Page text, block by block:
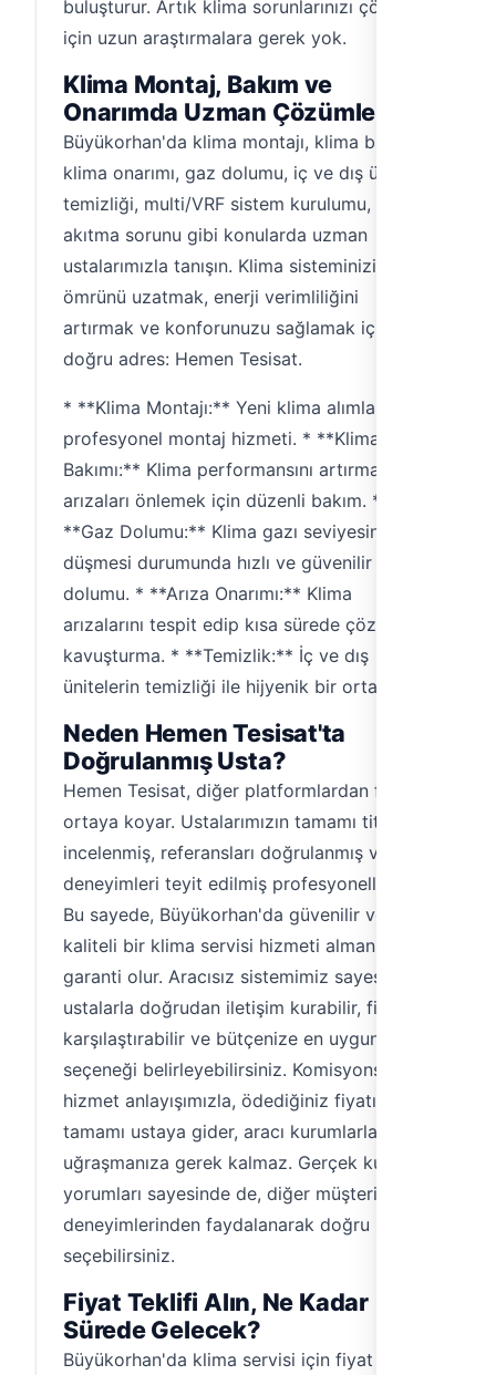
buluşturur. Artık klima sorunlarınızı çözmek
için uzun araştırmalara gerek yok.
Klima Montaj, Bakım ve
Onarımda Uzman Çözümler
Büyükorhan'da klima montajı, klima bakımı,
klima onarımı, gaz dolumu, iç ve dış ünite
temizliği, multi/VRF sistem kurulumu, su
akıtma sorunu gibi konularda uzman
ustalarımızla tanışın. Klima sisteminizin
ömrünü uzatmak, enerji verimliliğini
artırmak ve konforunuzu sağlamak için
doğru adres: Hemen Tesisat.
* **Klima Montajı:** Yeni klima alımlarınızda
profesyonel montaj hizmeti. * **Klima
Bakımı:** Klima performansını artırmak ve
arızaları önlemek için düzenli bakım. *
**Gaz Dolumu:** Klima gazı seviyesinin
düşmesi durumunda hızlı ve güvenilir gaz
dolumu. * **Arıza Onarımı:** Klima
arızalarını tespit edip kısa sürede çözüme
kavuşturma. * **Temizlik:** İç ve dış
ünitelerin temizliği ile hijyenik bir ortam.
Neden Hemen Tesisat'ta
Doğrulanmış Usta?
Hemen Tesisat, diğer platformlardan farkını
ortaya koyar. Ustalarımızın tamamı titizlikle
incelenmiş, referansları doğrulanmış ve
deneyimleri teyit edilmiş profesyonellerdir.
Bu sayede, Büyükorhan'da güvenilir ve
kaliteli bir klima servisi hizmeti almanız
garanti olur. Aracısız sistemimiz sayesinde,
ustalarla doğrudan iletişim kurabilir, fiyatları
karşılaştırabilir ve bütçenize en uygun
seçeneği belirleyebilirsiniz. Komisyonsuz
hizmet anlayışımızla, ödediğiniz fiyatın
tamamı ustaya gider, aracı kurumlarla
uğraşmanıza gerek kalmaz. Gerçek kullanıcı
yorumları sayesinde de, diğer müşterilerin
deneyimlerinden faydalanarak doğru ustayı
seçebilirsiniz.
Fiyat Teklifi Alın, Ne Kadar
Sürede Gelecek?
Büyükorhan'da klima servisi için fiyat teklifi